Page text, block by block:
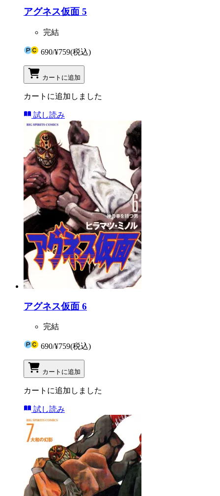
アグネス仮面 5
完結
690/¥759(税込)
カートに追加
カートに追加しました
試し読み
アグネス仮面 6
完結
690/¥759(税込)
カートに追加
カートに追加しました
試し読み